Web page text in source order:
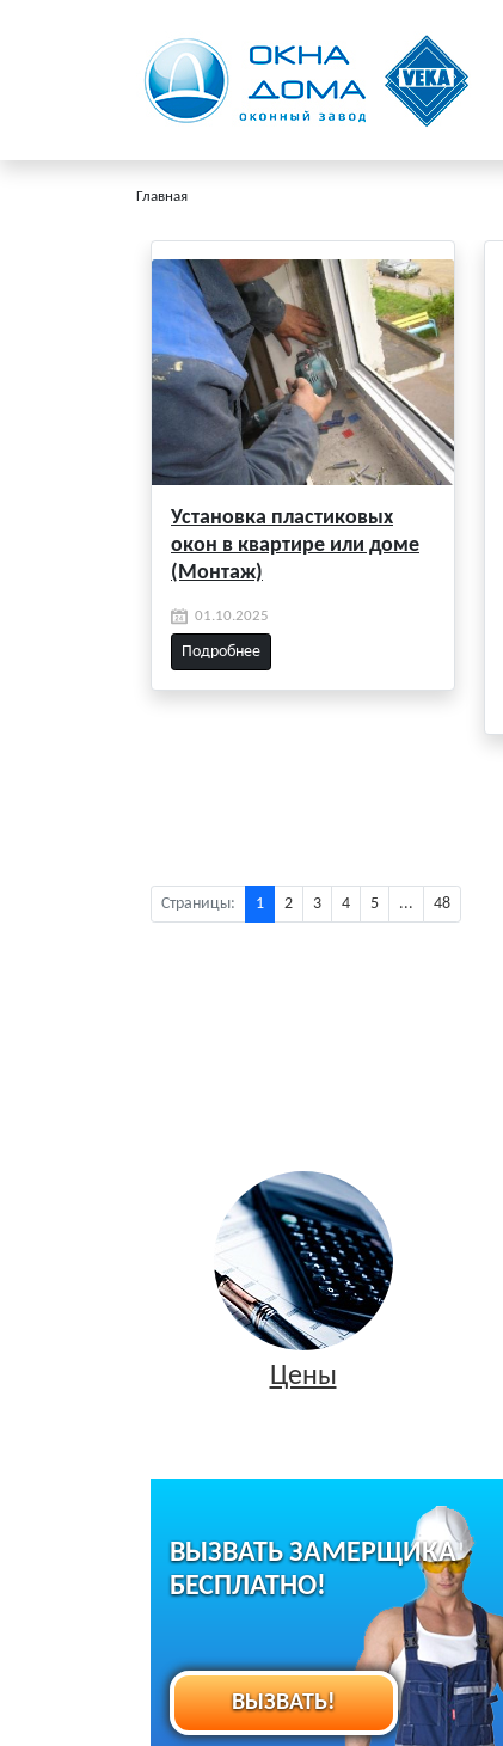
Главная
Установка пластиковых
окон в квартире или доме
(Монтаж)
01.10.2025
Подробнее
Страницы: 1 2 3 4 5 ... 48
Цены
ВЫЗВАТЬ ЗАМЕРЩИКА
БЕСПЛАТНО!
ВЫЗВАТЬ!